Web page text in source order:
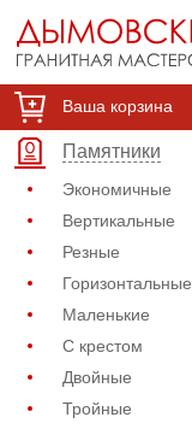
Ваша корзина
Памятники
Экономичные
Вертикальные
Резные
Горизонтальные
Маленькие
С крестом
Двойные
Тройные